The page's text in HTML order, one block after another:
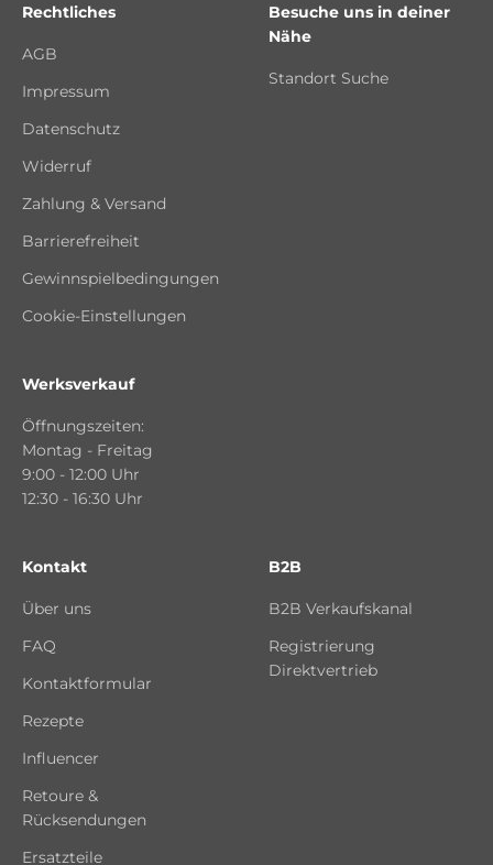
Rechtliches
AGB
Impressum
Datenschutz
Widerruf
Zahlung & Versand
Barrierefreiheit
Gewinnspielbedingungen
Cookie-Einstellungen
Besuche uns in deiner
Nähe
Standort Suche
Werksverkauf
Öffnungszeiten:
Montag - Freitag
9:00 - 12:00 Uhr
12:30 - 16:30 Uhr
Kontakt
Über uns
FAQ
Kontaktformular
Rezepte
Influencer
Retoure &
Rücksendungen
Ersatzteile
B2B
B2B Verkaufskanal
Registrierung
Direktvertrieb